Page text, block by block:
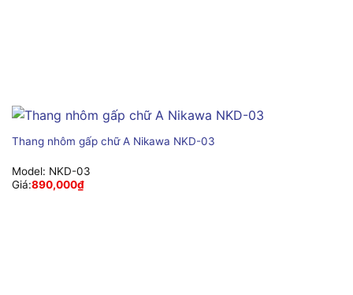
Thang nhôm gấp chữ A Nikawa NKD-03
Model: NKD-03
Giá:890,000₫